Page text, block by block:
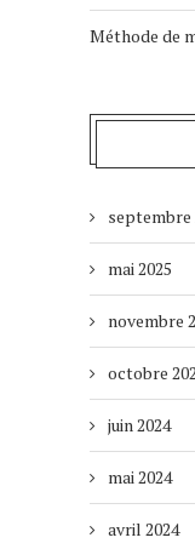
Méthode de
septembre
mai 2025
novembre
octobre
juin 2024
mai 2024
avril 2024